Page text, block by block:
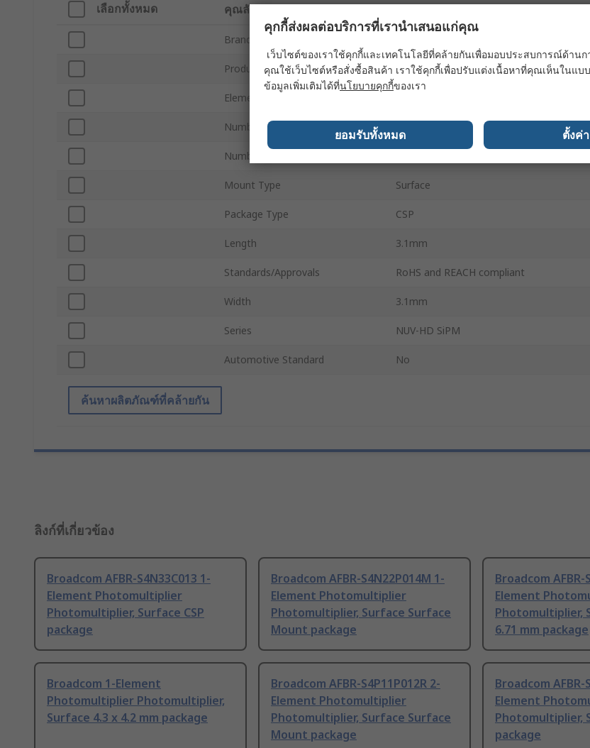
เลือกทั้งหมด คุณลักษณะ ค่า
Brand
Product Type Photomultiplier
Element Type
Number of Elements
Number of Pins
Mount Type Surface
Package Type CSP
Length 3.1mm
Standards/Approvals RoHS and REACH compliant
Width 3.1mm
Series NUV-HD SiPM
Automotive Standard No
ค้นหาผลิตภัณฑ์ที่คล้ายกัน
ลิงก์ที่เกี่ยวข้อง
Broadcom AFBR-S4N33C013 1-
Element Photomultiplier
Photomultiplier, Surface CSP
package
Broadcom AFBR-S4N22P014M 1-
Element Photomultiplier
Photomultiplier, Surface Surface
Mount package
Broadcom AFBR-
Element
Photomultiplier,
6.71 mm package
Broadcom 1-Element
Photomultiplier Photomultiplier,
Surface 4.3 x 4.2 mm package
Broadcom AFBR-S4P11P012R 2-
Element Photomultiplier
Photomultiplier, Surface Surface
Mount package
Broadcom AFBR-
Element
Photomultiplier,
package
คุกกี้ส่งผลต่อบริการที่เรานำเสนอแก่คุณ
เว็บไซต์ของเราใช้คุกกี้และเทคโนโลยีที่คล้ายกันเพื่อมอบประสบการณ์ด้าน
คุณใช้เว็บไซต์หรือสั่งซื้อสินค้า เราใช้คุกกี้เพื่อปรับแต่งเนื้อหาที่คุณเห็นในแ
ข้อมูลเพิ่มเติมได้ที่นโยบายคุกกี้ของเรา
ยอมรับทั้งหมด ตั้งค่